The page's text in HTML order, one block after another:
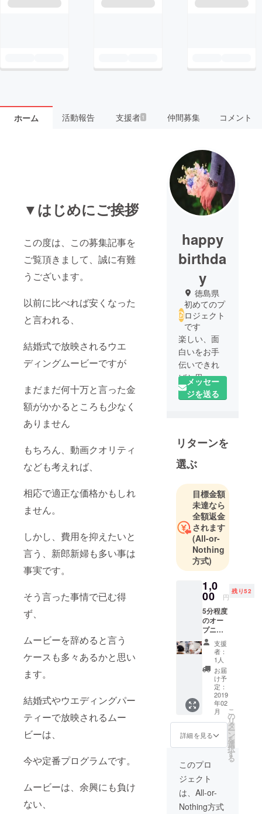
ホーム 活動報告 支援者 1 仲間募集 コメント
▼はじめにご挨拶
この度は、この募集記事を
ご覧頂きまして、誠に有難
うございます。
以前に比べれば安くなった
と言われる、
結婚式で放映されるウエ
ディングムービーですが
まだまだ何十万と言った金
額がかかるところも少なく
ありません
もちろん、動画クオリティ
なども考えれば、
相応で適正な価格かもしれ
ません。
しかし、費用を抑えたいと
言う、新郎新婦も多い事は
事実です。
そう言った事情で已む得
ず、
ムービーを辞めると言う
ケースも多々あるかと思い
ます。
結婚式やウエディングパー
ティーで放映されるムー
ビーは、
今や定番プログラムです。
ムービーは、余興にも負け
ない、
happy
birthda
y
徳島県
初めてのプ
ロジェクト
です
楽しい、面
白いをお手
伝いできれ
ばと思って
います
メッセー
ジを送る
リターンを
選ぶ
目標金額
未達なら
全額返金
されます
(All-or-
Nothing
方式)
1,0
00 円
残り52
5分程度
のオー
プニン
グムー
ビーを
作成し
ます！
（結婚
式で使
う動画
意外も
作成し
ます）
（写真
や動画
などの
素材が
必要に
なりま
す）
（受け
取り方
支援
者：
1人
お届
け予
定：
2019
年02
月
詳細を見る
こ
の
リ
タ
ー
ン
を
選
択
す
る
このプロ
ジェクト
は、All-or-
Nothing方式